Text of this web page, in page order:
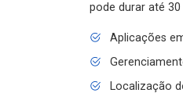
pode durar até
Aplicações
Localização